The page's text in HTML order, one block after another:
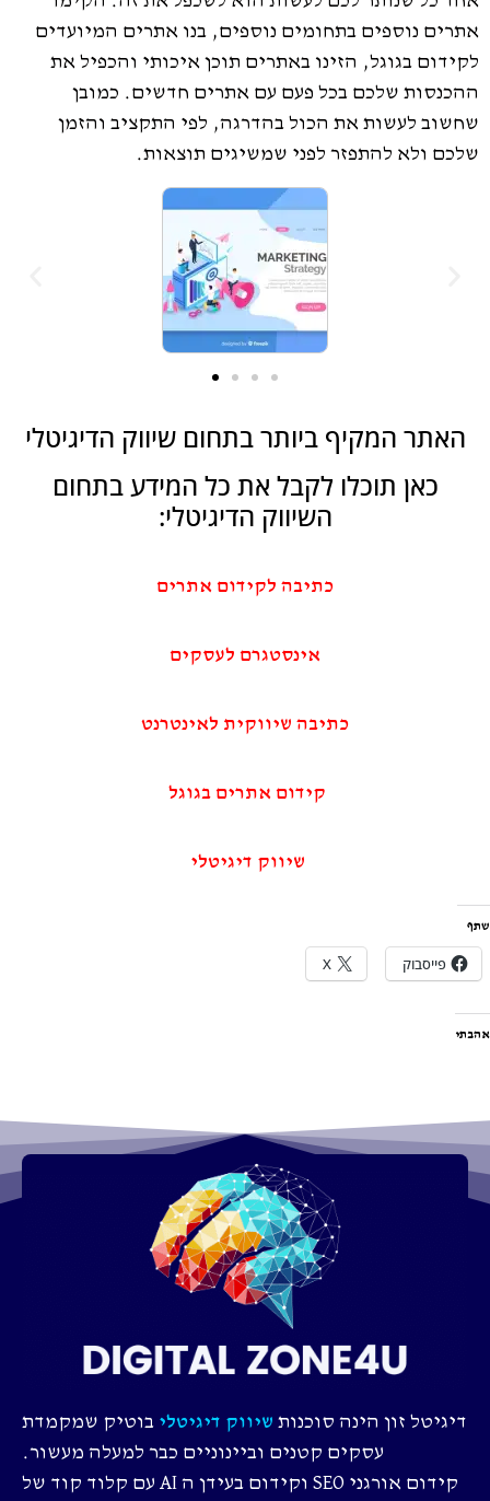
אתרים נוספים בתחומים נוספים, בנו אתרים המיועדים
לקידום בגוגל, הזינו באתרים תוכן איכותי והכפיל את
ההכנסות שלכם בכל פעם עם אתרים חדשים. כמובן
שחשוב לעשות את הכול בהדרגה, לפי התקציב והזמן
שלכם ולא להתפזר לפני שמשיגים תוצאות.
האתר המקיף ביותר בתחום שיווק הדיגיטלי
כאן תוכלו לקבל את כל המידע בתחום
השיווק הדיגיטלי:
כתיבה לקידום אתרים
אינסטגרם לעסקים
כתיבה שיווקית לאינטרנט
קידום אתרים בגוגל
שיווק דיגיטלי
שתף
פייסבוק X
אהבתי
דיגיטל זון הינה סוכנות שיווק דיגיטלי בוטיק שמקמדת
עסקים קטנים וביינוניים כבר למעלה מעשור.
קידום אורגני SEO וקידום בעידן ה AI עם קלוד קוד של